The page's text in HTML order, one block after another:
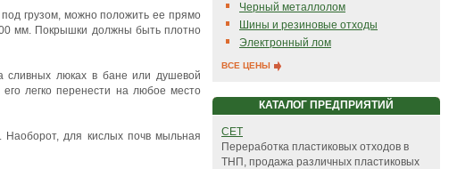
грузом, можно положить ее прямо
мм. Покрышки должны быть плотно
сливных люках в бане или душевой
легко перенести на любое место
для кислых почв мыльная
Черный металлолом
Шины и резиновые отходы
Электронный лом
ВСЕ ЦЕНЫ
КАТАЛОГ ПРЕДПРИЯТИЙ
СЕТ
Переработка пластиковых отходов в
ТНП, продажа различных пластиковых